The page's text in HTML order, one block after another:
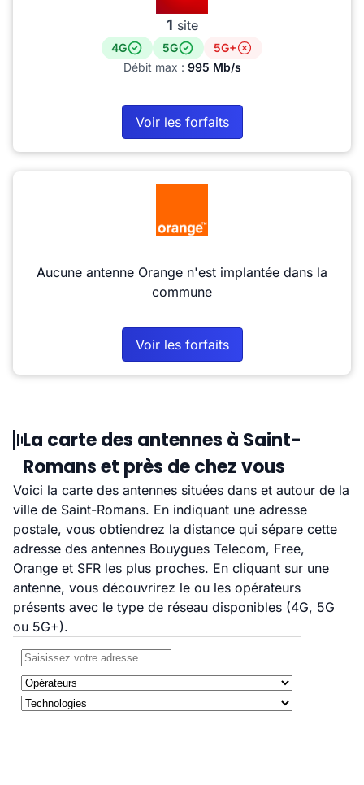
1 site
4G 5G
5G+
Débit max : 995 Mb/s
Voir les forfaits
Aucune antenne Orange n'est implantée dans la
commune
Voir les forfaits
La carte des antennes à Saint-
Romans et près de chez vous
Voici la carte des antennes situées dans et autour de la
ville de Saint-Romans. En indiquant une adresse
postale, vous obtiendrez la distance qui sépare cette
adresse des antennes Bouygues Telecom, Free,
Orange et SFR les plus proches. En cliquant sur une
antenne, vous découvrirez le ou les opérateurs
présents avec le type de réseau disponibles (4G, 5G
ou 5G+).